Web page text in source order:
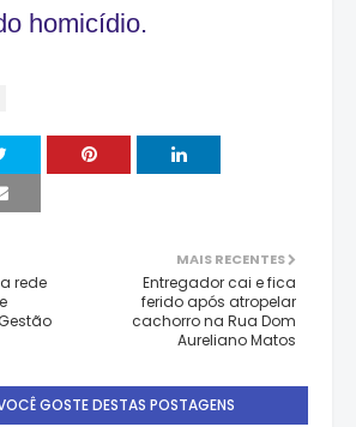
homicídio.
MAIS RECENTES
Entregador cai e fica
ferido após atropelar
cachorro na Rua Dom
Aureliano Matos
rede
GOSTE DESTAS POSTAGENS